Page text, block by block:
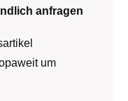
anfragen
um